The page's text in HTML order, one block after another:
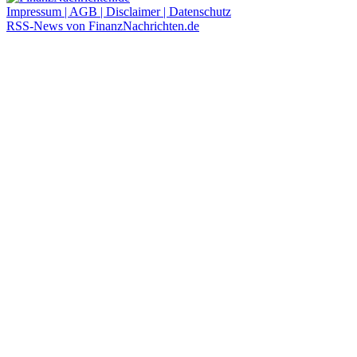
Impressum | AGB | Disclaimer | Datenschutz
RSS-News von FinanzNachrichten.de